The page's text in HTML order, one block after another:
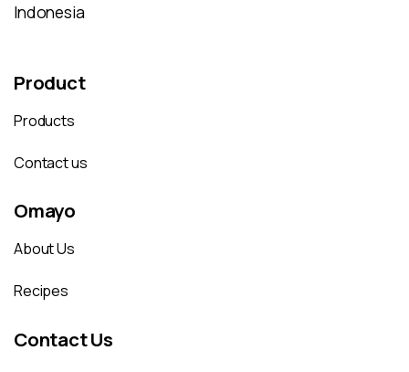
Indonesia
Product
Products
Contact us
Omayo
About Us
Recipes
Contact Us